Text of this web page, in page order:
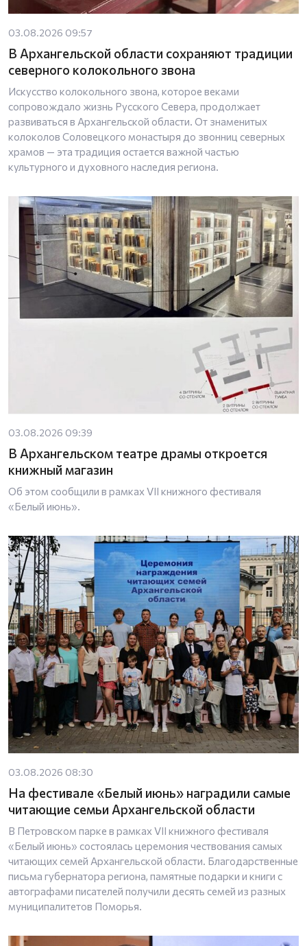
03.08.2026 09:57
В Архангельской области сохраняют традиции
северного колокольного звона
Искусство колокольного звона, которое веками
сопровождало жизнь Русского Севера, продолжает
развиваться в Архангельской области. От знаменитых
колоколов Соловецкого монастыря до звонниц северных
храмов — эта традиция остается важной частью
культурного и духовного наследия региона.
03.08.2026 09:39
В Архангельском театре драмы откроется
книжный магазин
Об этом сообщили в рамках VII книжного фестиваля
«Белый июнь».
03.08.2026 08:30
На фестивале «Белый июнь» наградили самые
читающие семьи Архангельской области
В Петровском парке в рамках VII книжного фестиваля
«Белый июнь» состоялась церемония чествования самых
читающих семей Архангельской области. Благодарственные
письма губернатора региона, памятные подарки и книги с
автографами писателей получили десять семей из разных
муниципалитетов Поморья.